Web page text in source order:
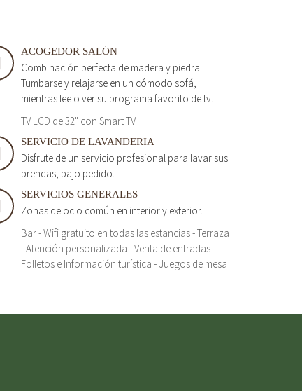
ACOGEDOR SALÓN
Combinación perfecta de madera y piedra.
Tumbarse y relajarse en un cómodo sofá,
mientras lee o ver su programa favorito de tv.
TV LCD de 32" con Smart TV.
SERVICIO DE LAVANDERIA
Disfrute de un servicio profesional para lavar sus
prendas, bajo pedido.
SERVICIOS GENERALES
Zonas de ocio común en interior y exterior.
Bar - Wifi gratuito en todas las estancias - Terraza
- Atención personalizada - Venta de entradas -
Folletos e Información turística - Juegos de mesa